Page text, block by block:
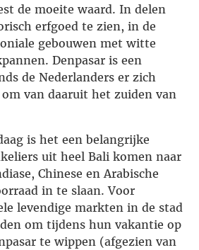
de moeite waard. In delen
erfgoed te zien, in de
gebouwen met witte
Denpasar is een
de Nederlanders er zich
van daaruit het zuiden van
is het een belangrijke
uit heel Bali komen naar
Chinese en Arabische
in te slaan. Voor
levendige markten in de stad
om tijdens hun vakantie op
te wippen (afgezien van